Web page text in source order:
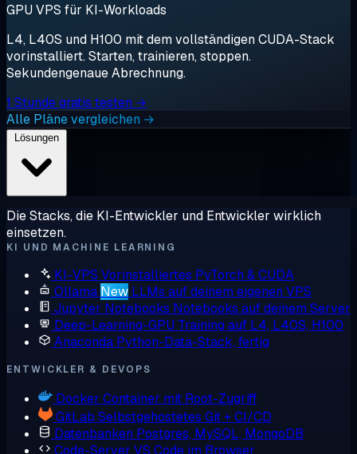
GPU VPS für KI-Workloads
L4, L40S und H100 mit dem vollständigen CUDA-Stack
vorinstalliert. Starten, trainieren, stoppen.
Sekundengenaue Abrechnung.
1 Stunde gratis testen →
Alle Pläne vergleichen →
Die Stacks, die KI-Entwickler und Entwickler wirklich
einsetzen.
KI UND MACHINE LEARNING
KI-VPS Vorinstalliertes PyTorch & CUDA
Ollama New LLMs auf deinem eigenen VPS
Jupyter Notebooks Notebooks auf deinem Server
Deep-Learning-GPU Training auf L4, L40S, H100
Anaconda Python-Data-Stack, fertig
ENTWICKLER & DEVOPS
Docker Container mit Root-Zugriff
GitLab Selbstgehostetes Git + CI/CD
Datenbanken Postgres, MySQL, MongoDB
Code-Server VS Code im Browser